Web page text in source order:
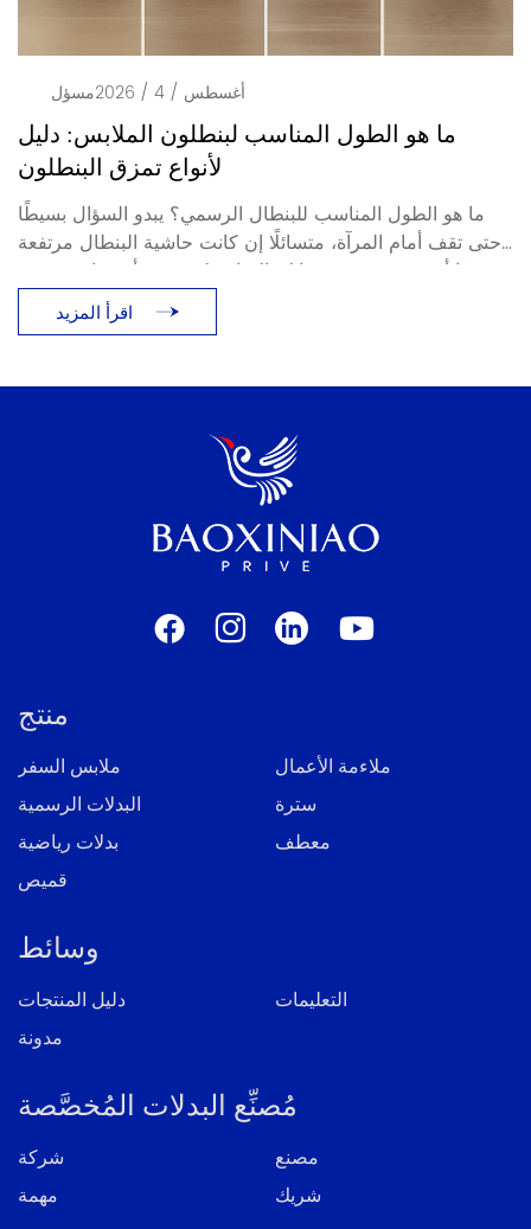
أغسطس / 4 / 2026 مسؤل
ما هو الطول المناسب لبنطلون الملابس: دليل
ما هو الطول المناسب للبنطال الرسمي؟ يبدو السؤال بسيطًا
حتى تقف أمام المرآة، متسائلًا إن كانت حاشية البنطال مرتفعة
جدًا أو متجمعة فوق حذائك. الإجابة تكمن في أمر واحد: تمزق
البنطال، أو طريقة استناد البنطال على الحذاء. يوضح هذا الدليل
[...]
اقرأ المزيد
منتج
ملابس السفر
ملاءمة الأعمال
البدلات الرسمية
سترة
بدلات رياضية
معطف
قميص
وسائط
دليل المنتجات
التعليمات
مدونة
مُصنِّع البدلات المُخصَّصة
شركة
مصنع
مهمة
شريك